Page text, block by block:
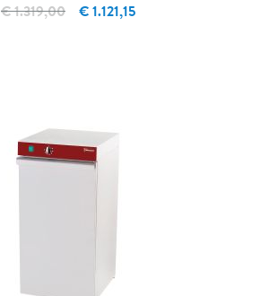
€ 1.121,15
€ 1.319,00